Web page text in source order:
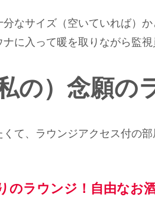
なサイズ（空いていれば）
に入って暖を取りながら監視
の）念願の
て、ラウンジアクセス付の
のラウンジ！自由なお酒